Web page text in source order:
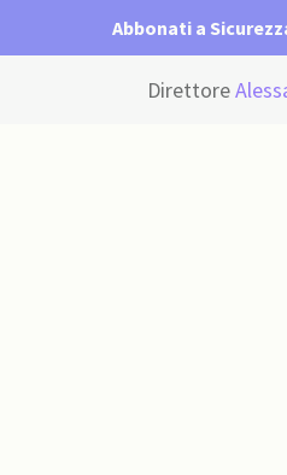
Abbonati a
Direttore